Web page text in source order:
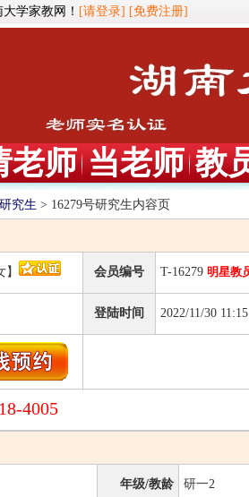
学家教网！ [请登录] [免费注册]
老师 当老师 教
研究生 > 16279号研究生内容页
会员编号 T-16279 明星教
登陆时间 2022/11/30
4005
年级/教龄 研一2